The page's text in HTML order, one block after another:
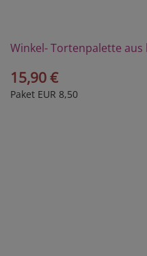
Winkel- Tortenpalette
15,90 €
Paket EUR 8,50